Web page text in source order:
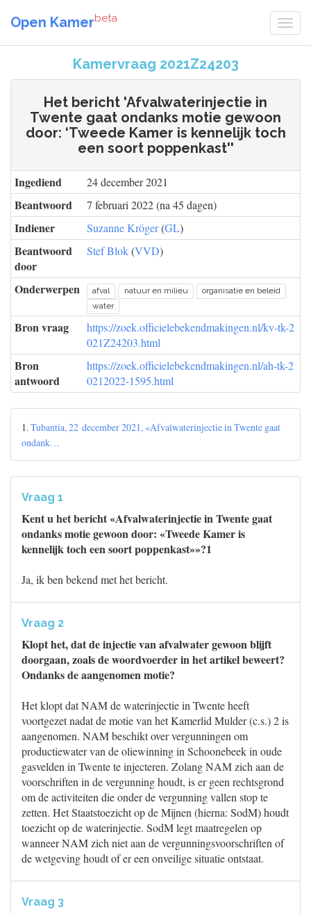
Open Kamerbeta
Kamervraag 2021Z24203
Het bericht 'Afvalwaterinjectie in
Twente gaat ondanks motie gewoon
door: ‘Tweede Kamer is kennelijk toch
een soort poppenkast''
Ingediend 24 december 2021
Beantwoord 7 februari 2022 (na 45 dagen)
Indiener Suzanne Kröger(GL)
Beantwoord
door
Stef Blok(VVD)
Onderwerpen afval natuur en milieu
organisatie en beleid
water
Bron vraag
https://zoek.officielebekendmakingen.nl/kv-tk-2
021Z24203.html
Bron
antwoord
https://zoek.officielebekendmakingen.nl/ah-tk-2
0212022-1595.html
1.Tubantia, 22 december 2021, «Afvalwaterinjectie in Twente gaat
ondank…
Vraag 1
Kent u het bericht «Afvalwaterinjectie in Twente gaat
ondanks motie gewoon door: «Tweede Kamer is
kennelijk toch een soort poppenkast»»?1
Ja, ik ben bekend met het bericht.
Vraag 2
Klopt het, dat de injectie van afvalwater gewoon blijft
doorgaan, zoals de woordvoerder in het artikel beweert?
Ondanks de aangenomen motie?
Het klopt dat NAM de waterinjectie in Twente heeft
voortgezet nadat de motie van het Kamerlid Mulder (c.s.) 2 is
aangenomen. NAM beschikt over vergunningen om
productiewater van de oliewinning in Schoonebeek in oude
gasvelden in Twente te injecteren. Zolang NAM zich aan de
voorschriften in de vergunning houdt, is er geen rechtsgrond
om de activiteiten die onder de vergunning vallen stop te
zetten. Het Staatstoezicht op de Mijnen (hierna: SodM) houdt
toezicht op de waterinjectie. SodM legt maatregelen op
wanneer NAM zich niet aan de vergunningsvoorschriften of
de wetgeving houdt of er een onveilige situatie ontstaat.
Vraag 3